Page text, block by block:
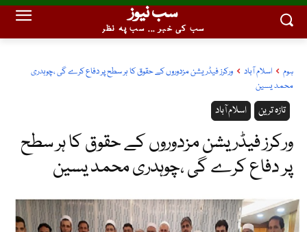
سب نیوز
سب کی خبر ... سب پہ نظر
ہوم اسلام آباد
ورکرز فیڈریشن مزدوروں کے حقوق کا ہر سطح پر دفاع کرے گی ،چوہدری
محمد یسین
اسلام آباد تازہ ترین
ورکرز فیڈریشن مزدوروں کے حقوق کا ہر سطح
پر دفاع کرے گی ،چوہدری محمد یسین